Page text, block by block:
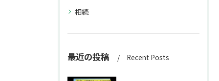
相続
最近の投稿 Recent Posts